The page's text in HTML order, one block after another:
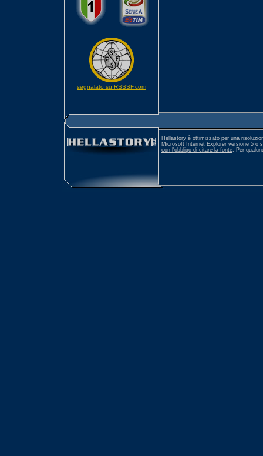
segnalato su RSSSF.com
Hellastory è ottimizzato per una
Microsoft Internet Explorer versione 5 o
con l'obbligo di citare la fonte. Per